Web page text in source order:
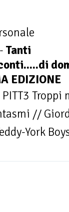
Tanti
EDIZIONE
//
York